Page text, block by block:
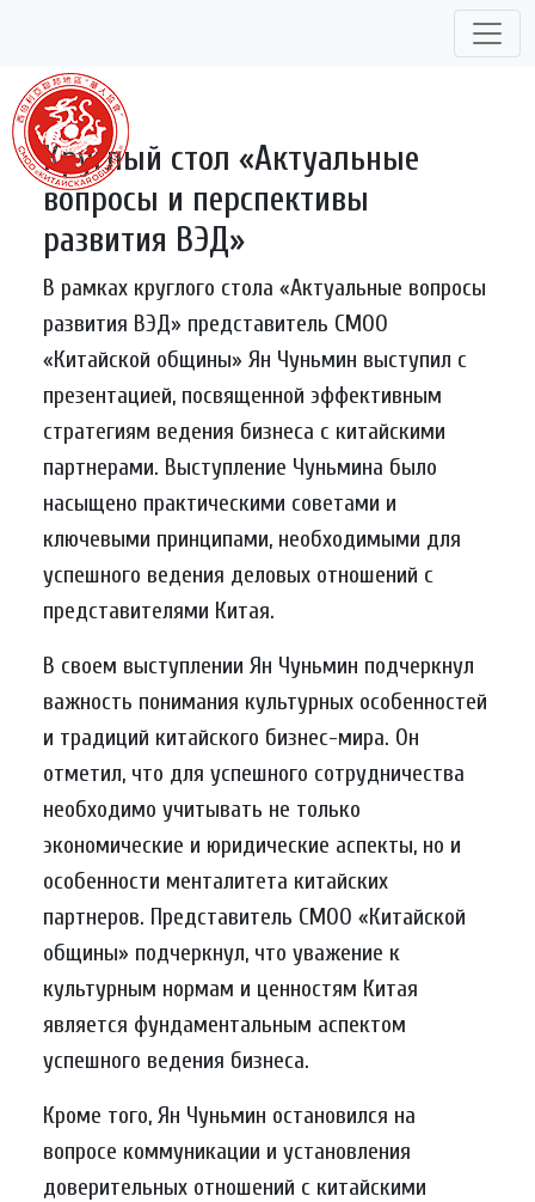
content
Круглый стол «Актуальные
вопросы и перспективы
развития ВЭД»
В рамках круглого стола «Актуальные вопросы
развития ВЭД» представитель СМОО
«Китайской общины» Ян Чуньмин выступил с
презентацией, посвященной эффективным
стратегиям ведения бизнеса с китайскими
партнерами. Выступление Чуньмина было
насыщено практическими советами и
ключевыми принципами, необходимыми для
успешного ведения деловых отношений с
представителями Китая.
В своем выступлении Ян Чуньмин подчеркнул
важность понимания культурных особенностей
и традиций китайского бизнес-мира. Он
отметил, что для успешного сотрудничества
необходимо учитывать не только
экономические и юридические аспекты, но и
особенности менталитета китайских
партнеров. Представитель СМОО «Китайской
общины» подчеркнул, что уважение к
культурным нормам и ценностям Китая
является фундаментальным аспектом
успешного ведения бизнеса.
Кроме того, Ян Чуньмин остановился на
вопросе коммуникации и установления
доверительных отношений с китайскими